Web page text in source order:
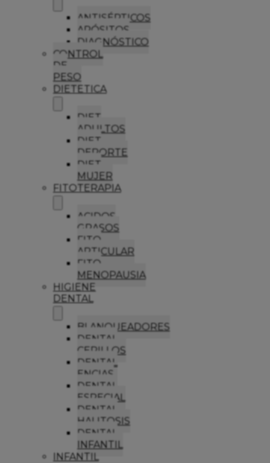
ANTISÉPTICOS
APÓSITOS
DIAGNÓSTICO
CONTROL
DE
PESO
DIETETICA
DIET
ADULTOS
DIET
DEPORTE
DIET
MUJER
FITOTERAPIA
ACIDOS
GRASOS
FITO
ARTICULAR
FITO
MENOPAUSIA
HIGIENE
DENTAL
BLANQUEADORES
DENTAL
CEPILLOS
DENTAL
ENCIAS
DENTAL
ESPECIAL
DENTAL
HALITOSIS
DENTAL
INFANTIL
INFANTIL